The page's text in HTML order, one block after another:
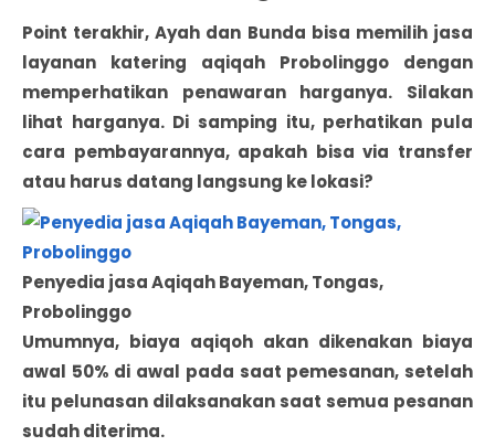
Point terakhir, Ayah dan Bunda bisa memilih jasa
layanan katering aqiqah Probolinggo dengan
memperhatikan penawaran harganya. Silakan
lihat harganya. Di samping itu, perhatikan pula
cara pembayarannya, apakah bisa via transfer
atau harus datang langsung ke lokasi?
Penyedia jasa Aqiqah Bayeman, Tongas,
Probolinggo
Umumnya, biaya aqiqoh akan dikenakan biaya
awal 50% di awal pada saat pemesanan, setelah
itu pelunasan dilaksanakan saat semua pesanan
sudah diterima.